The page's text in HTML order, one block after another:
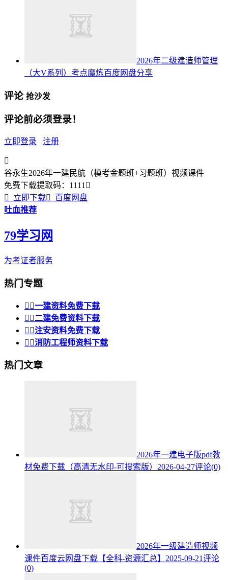
2026年二级建造师管理
（大V系列）考点魔炼百度网盘分享
评论 抢沙发
评论前必须登录！
立即登录 注册

谷永生2026年一建民航（模考金题班+习题班）视频课件
免费下载提取码： 1111 

立即下载
百度网盘
吐血推荐
79学习网
为考证者服务
热门专题
 一建资料免费下载
 二建免费资料下载
 注安资料免费下载
 消防工程师资料下载
热门文章
2026年一建电子版pdf教
材免费下载（高清无水印-可搜索版） 2026-04-27评论(0)
2026年一级建造师视频
课件百度云网盘下载【全科-资源汇总】 2025-09-21评论
(0)